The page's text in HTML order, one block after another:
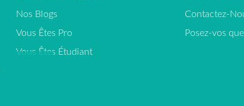
Nos Blogs
Vous Êtes Pro
Vous Êtes Étudiant
Contactez-
Posez-vos